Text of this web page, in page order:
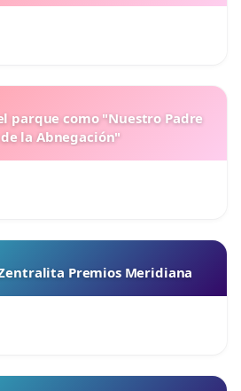
parque como "Nuestro Padre
de la Abnegación"
Premios Meridiana